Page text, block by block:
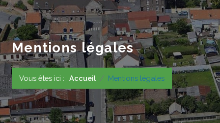
Mentions légales
Vous êtes ici : Accueil Mentions légales